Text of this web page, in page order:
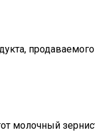
молочный